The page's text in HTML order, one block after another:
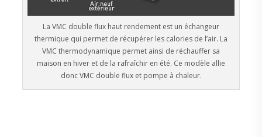
La VMC double flux haut rendement est un échangeur
thermique qui permet de récupérer les calories de l’air. La
VMC thermodynamique permet ainsi de réchauffer sa
maison en hiver et de la rafraîchir en été. Ce modèle allie
donc VMC double flux et pompe à chaleur.